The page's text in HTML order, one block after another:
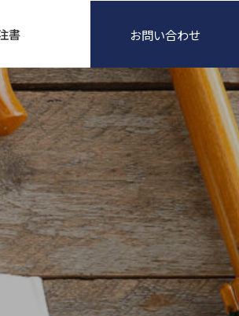
書 お問い合わせ